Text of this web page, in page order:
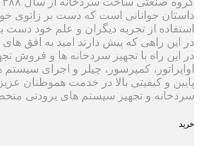
داستان جوانانی است که دست بر زانوی خود
استفاده از تجربه دیگران و علم خود دست
در این راهی که پیش دارند امید به افق
در این راه با تجهیز سردخانه ها و فروش
اواپراتور، کمپرسور، چیلر و اجرای سیستم
پایین و کیفیتی بالا در خدمت هموطنان
سردخانه و تجهیز سیستم های برودتی
خرید